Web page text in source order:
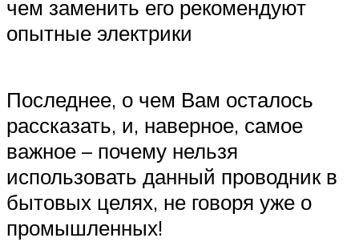
чем заменить его рекомендуют
опытные электрики
Последнее, о чем Вам осталось
рассказать, и, наверное, самое
важное – почему нельзя
использовать данный проводник в
бытовых целях, не говоря уже о
промышленных!